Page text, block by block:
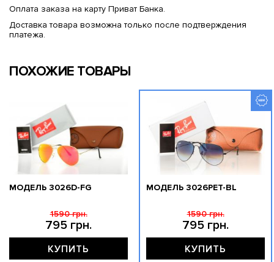
Оплата заказа на карту Приват Банка.
Доставка товара возможна только после подтверждения
платежа.
ПОХОЖИЕ ТОВАРЫ
МОДЕЛЬ 3026D-FG
795 грн.
1590 грн.
КУПИТЬ
МОДЕЛЬ 3026PET-BL
795 грн.
1590 грн.
КУПИТЬ